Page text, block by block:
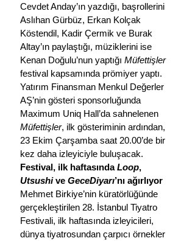
Cevdet Anday’ın yazdığı, başrollerini
Aslıhan Gürbüz, Erkan Kolçak
Köstendil, Kadir Çermik ve Burak
Altay’ın paylaştığı, müziklerini ise
Kenan Doğulu’nun yaptığı Müfettişler
festival kapsamında prömiyer yaptı.
Yatırım Finansman Menkul Değerler
AŞ’nin gösteri sponsorluğunda
Maximum Uniq Hall’da sahnelenen
Müfettişler, ilk gösteriminin ardından,
23 Ekim Çarşamba saat 20.00’de bir
kez daha izleyiciyle buluşacak.
Festival, ilk haftasında Loop,
Utsushi ve GeceDiyarı’nı ağırlıyor
Mehmet Birkiye’nin küratörlüğünde
gerçekleştirilen 28. İstanbul Tiyatro
Festivali, ilk haftasında izleyicileri,
dünya tiyatrosundan çarpıcı örnekler